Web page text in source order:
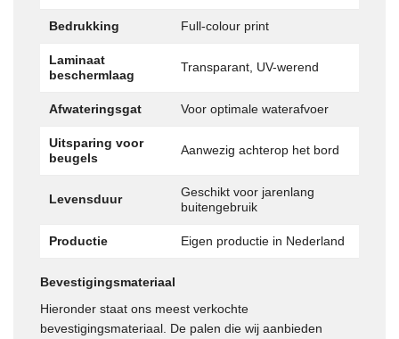
Bedrukking Full-colour print
Laminaat
beschermlaag
Transparant, UV-werend
Afwateringsgat Voor optimale waterafvoer
Uitsparing voor
beugels
Aanwezig achterop het bord
Levensduur
Geschikt voor jarenlang
buitengebruik
Productie Eigen productie in Nederland
Bevestigingsmateriaal
Hieronder staat ons meest verkochte
bevestigingsmateriaal. De palen die wij aanbieden